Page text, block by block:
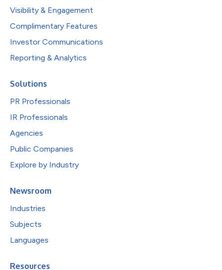
Visibility & Engagement
Complimentary Features
Investor Communications
Reporting & Analytics
Solutions
PR Professionals
IR Professionals
Agencies
Public Companies
Explore by Industry
Newsroom
Industries
Subjects
Languages
Resources